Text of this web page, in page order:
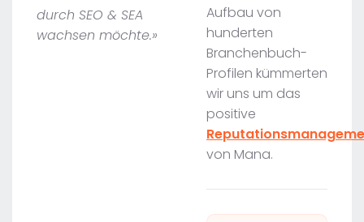
Aufbau von
hunderten
Branchenbuch-
Profilen kümmerten
wir uns um das
positive
von Mana.
durch SEO & SEA
wachsen möchte.»